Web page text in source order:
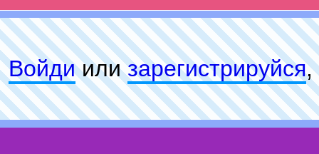
Войдиилизарeгиcтpируйся,